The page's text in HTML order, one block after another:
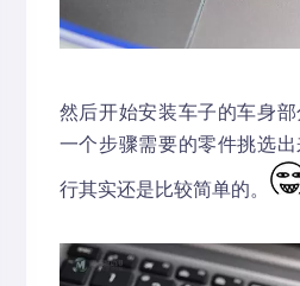
然后开始安装车子的车身
一个步骤需要的零件挑选
行其实还是比较简单的。